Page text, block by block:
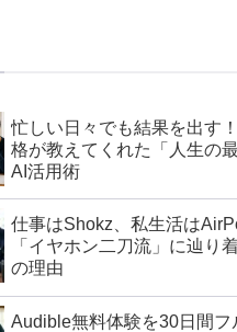
忙しい日々でも結果を出す
格が教えてくれた「人生の
AI活用術
仕事はShokz、私生活は
「イヤホン二刀流」に辿り
の理由
Audible無料体験を30日間フ